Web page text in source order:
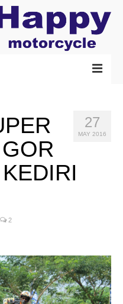
27
MAY 2016
2